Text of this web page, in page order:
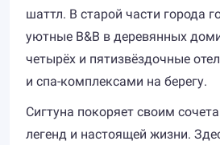
шаттл. В старой части города
уютные B&B в деревянных
четырёх и пятизвёздочные
и спа-комплексами на берегу.
Сигтуна покоряет своим
легенд и настоящей жизни.